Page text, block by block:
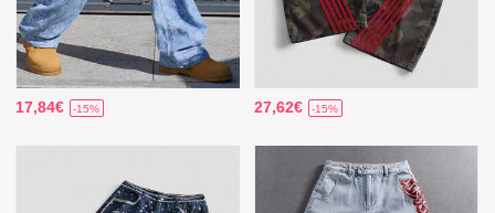
17,84€ -15% 27,62€ -15%